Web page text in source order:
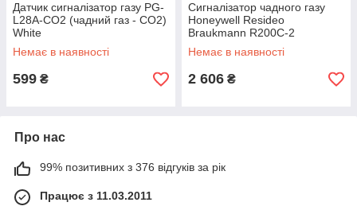
Датчик сигналізатор газу PG-
L28A-CO2 (чадний газ - CO2)
White
Немає в наявності
599 ₴
Сигналізатор чадного газу
Honeywell Resideo
Braukmann R200C-2
Немає в наявності
2 606 ₴
Про нас
99% позитивних з 376 відгуків за рік
Працює з 11.03.2011